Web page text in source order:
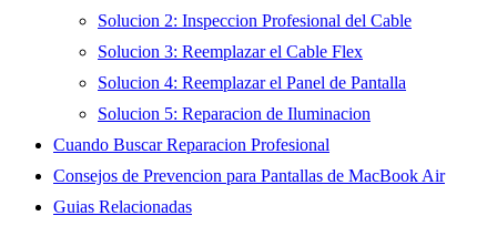
Solucion 2: Inspeccion Profesional del Cable
Solucion 3: Reemplazar el Cable Flex
Solucion 4: Reemplazar el Panel de Pantalla
Solucion 5: Reparacion de Iluminacion
Cuando Buscar Reparacion Profesional
Consejos de Prevencion para Pantallas de MacBook Air
Guias Relacionadas